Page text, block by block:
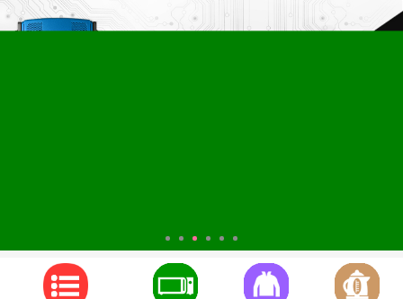
1 2 3 4 5 6